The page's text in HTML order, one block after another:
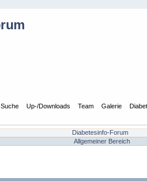
Suche Up-/Downloads Team Galerie
Diabetesinfo-Forum
Allgemeiner Bereich